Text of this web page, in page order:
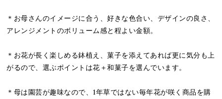
＊お母さんのイメージに合う、好きな色合い、デザインの良さ、
アレンジメントのボリューム感と程よい金額。
＊お花が長く楽しめる鉢植え、菓子を添えてあれば更に気分も上
がるので、選ぶポイントは花＋和菓子を選んでいます。
＊母は園芸が趣味なので、1年草ではない毎年花が咲く商品を購